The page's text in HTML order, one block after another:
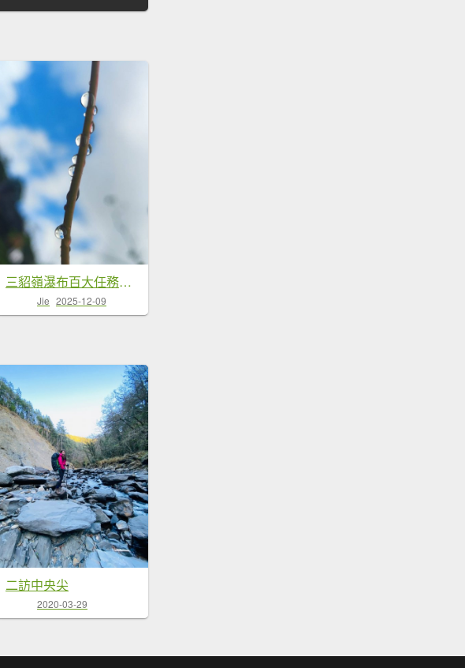
三貂嶺瀑布百大任務解鎖
Jie 2025-12-09
二訪中央尖
2020-03-29